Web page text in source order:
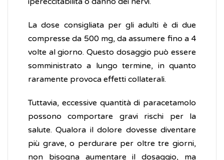
La dose consigliata per gli adulti è di due
compresse da 500 mg, da assumere fino a 4
volte al giorno. Questo dosaggio può essere
somministrato a lungo termine, in quanto
raramente provoca effetti collaterali.
Tuttavia, eccessive quantità di paracetamolo
possono comportare gravi rischi per la
salute. Qualora il dolore dovesse diventare
più grave, o perdurare per oltre tre giorni,
non bisogna aumentare il dosaggio, ma